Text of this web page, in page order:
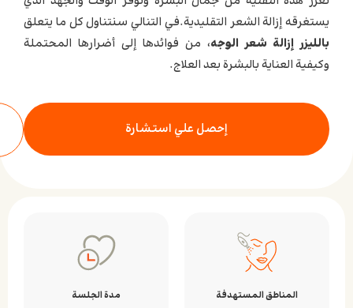
يستغرقه إزالة الشعر التقليدية.في التنالي سنتناول كل ما يتعلق
بالليزر إزالة شعر الوجه، من فوائدها إلى أضرارها المحتملة
وكيفية العناية بالبشرة بعد العلاج.
إحصل علي استشارة
المناطق المستهدفة مدة الجلسة